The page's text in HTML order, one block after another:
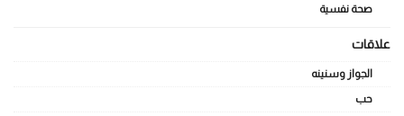
صحة نفسية
علاقات
الجواز وسنينه
حب